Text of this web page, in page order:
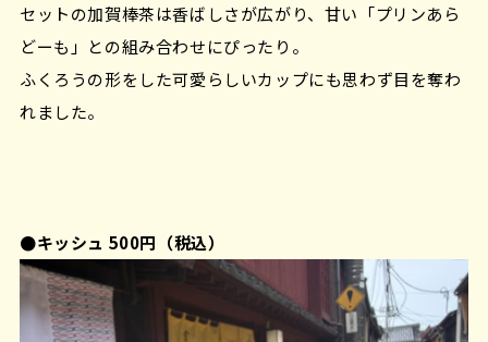
セットの加賀棒茶は香ばしさが広がり、甘い「プリンあら
どーも」との組み合わせにぴったり。
ふくろうの形をした可愛らしいカップにも思わず目を奪わ
れました。
●キッシュ 500円（税込）